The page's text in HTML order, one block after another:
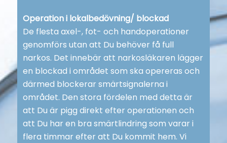
Operation i lokalbedövning/ blockad
De flesta axel-, fot- och handoperationer
genomförs utan att Du behöver få full
narkos. Det innebär att narkosläkaren lägger
en blockad i området som ska opereras och
därmed blockerar smärtsignalerna i
området. Den stora fördelen med detta är
att Du är pigg direkt efter operationen och
att Du har en bra smärtlindring som varar i
flera timmar efter att Du kommit hem. Vi